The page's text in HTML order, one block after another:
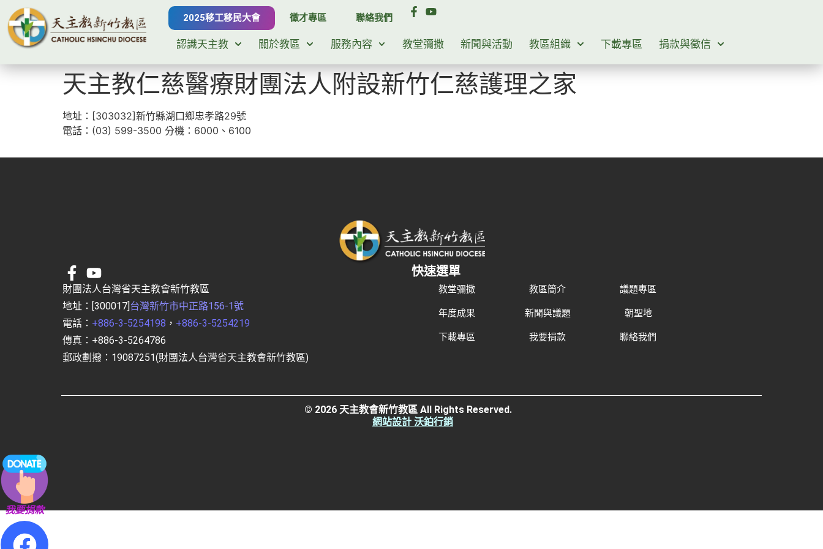
2025移工移民大會 徵才專區 聯絡我們
認識天主教 關於教區 服務內容 教堂彌撒 新聞與活動 教區組織 下載專區 捐款與徵信
天主教仁慈醫療財團法人附設新竹仁慈護理之家
地址：[303032]新竹縣湖口鄉忠孝路29號
電話：(03) 599-3500 分機：6000、6100
財團法人台灣省天主教會新竹教區
地址：[300017]台灣新竹市中正路156-1號
電話： +886-3-5254198 ， +886-3-5254219
傳真：+886-3-5264786
郵政劃撥：19087251(財團法人台灣省天主教會新竹教區)
我要捐款
快速選單
教堂彌撒 教區簡介 議題專區
年度成果 新聞與議題 朝聖地
下載專區 我要捐款 聯絡我們
© 2026 天主教會新竹教區 All Rights Reserved.
網站設計 沃鉑行銷